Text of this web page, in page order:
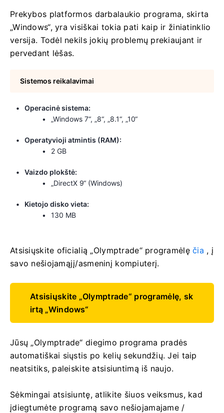
Prekybos platformos darbalaukio programa, skirta
„Windows“, yra visiškai tokia pati kaip ir žiniatinklio
versija. Todėl nekils jokių problemų prekiaujant ir
pervedant lėšas.
Sistemos reikalavimai
Operacinė sistema:
„Windows 7“, „8“, „8.1“, „10“
Operatyvioji atmintis (RAM):
2 GB
Vaizdo plokštė:
„DirectX 9“ (Windows)
Kietojo disko vieta:
130 MB
Atsisiųskite oficialią „Olymptrade“ programėlęčia , į
savo nešiojamąjį/asmeninį kompiuterį.
Atsisiųskite „Olymptrade“ programėlę, sk
irtą „Windows“
Jūsų „Olymptrade“ diegimo programa pradės
automatiškai siųstis po kelių sekundžių. Jei taip
neatsitiks, paleiskite atsisiuntimą iš naujo.
Sėkmingai atsisiuntę, atlikite šiuos veiksmus, kad
įdiegtumėte programą savo nešiojamajame /